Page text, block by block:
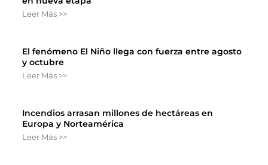
Leer Más >>
El fenómeno El Niño llega con fuerza entre agosto
y octubre
Leer Más >>
Incendios arrasan millones de hectáreas en
Europa y Norteamérica
Leer Más >>